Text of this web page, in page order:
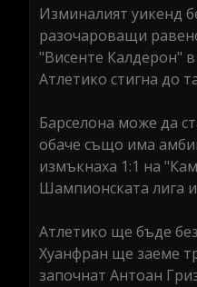
Изминалият уикенд
разочароващи
"Висенте Калдерон"
Атлетико стигна до
Барселона може да
обаче също има
измъкнаха 1:1 на
Шампионската лига
Атлетико ще бъде
Хуанфран ще заеме
започнат Антоан